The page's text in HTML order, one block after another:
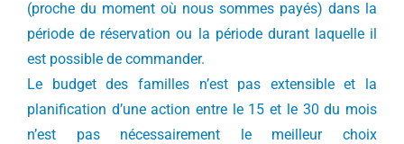
(proche du moment où nous sommes payés) dans la
période de réservation ou la période durant laquelle il
est possible de commander.
Le budget des familles n’est pas extensible et la
planification d’une action entre le 15 et le 30 du mois
n’est pas nécessairement le meilleur choix